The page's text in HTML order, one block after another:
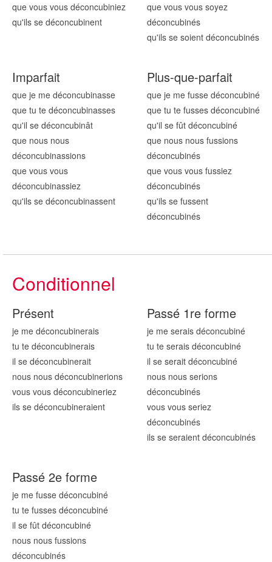
que vous vous déconcubiniez
qu'ils se déconcubinent
que vous vous soyez
déconcubinés
qu'ils se soient déconcubinés
Imparfait
que je me déconcubinasse
que tu te déconcubinasses
qu'il se déconcubinât
que nous nous
déconcubinassions
que vous vous
déconcubinassiez
qu'ils se déconcubinassent
Plus-que-parfait
que je me fusse déconcubiné
que tu te fusses déconcubiné
qu'il se fût déconcubiné
que nous nous fussions
déconcubinés
que vous vous fussiez
déconcubinés
qu'ils se fussent
déconcubinés
Conditionnel
Présent
je me déconcubinerais
tu te déconcubinerais
il se déconcubinerait
nous nous déconcubinerions
vous vous déconcubineriez
ils se déconcubineraient
Passé 1re forme
je me serais déconcubiné
tu te serais déconcubiné
il se serait déconcubiné
nous nous serions
déconcubinés
vous vous seriez
déconcubinés
ils se seraient déconcubinés
Passé 2e forme
je me fusse déconcubiné
tu te fusses déconcubiné
il se fût déconcubiné
nous nous fussions
déconcubinés